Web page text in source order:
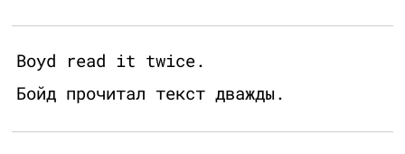
Boyd read it twice.
Бойд прочитал текст дважды.